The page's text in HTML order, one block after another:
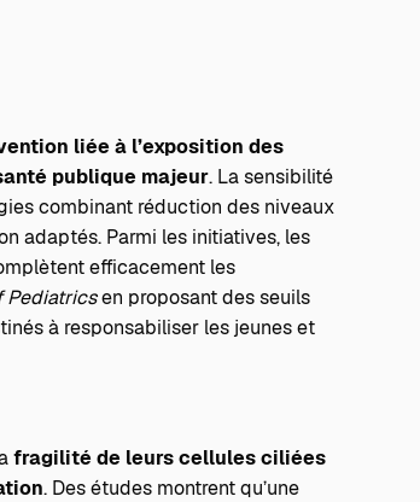
liée à l’exposition des
publique majeur. La sensibilité
combinant réduction des niveaux
adaptés. Parmi les initiatives, les
efficacement les
Pediatricsen proposant des seuils
à responsabiliser les jeunes et
fragilité de leurs cellules ciliées
. Des études montrent qu’une